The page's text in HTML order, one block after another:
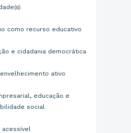
como recurso educativo
e cidadania democrática
ativo
educação e
social
acessível